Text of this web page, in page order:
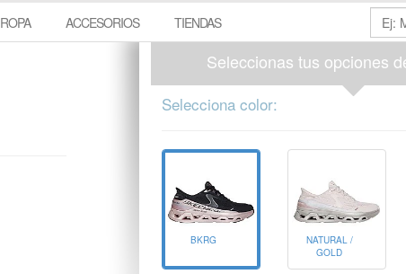
ROPA ACCESORIOS TIENDAS
Seleccionas tus opciones
Selecciona color:
BKRG
NATURAL /
GOLD